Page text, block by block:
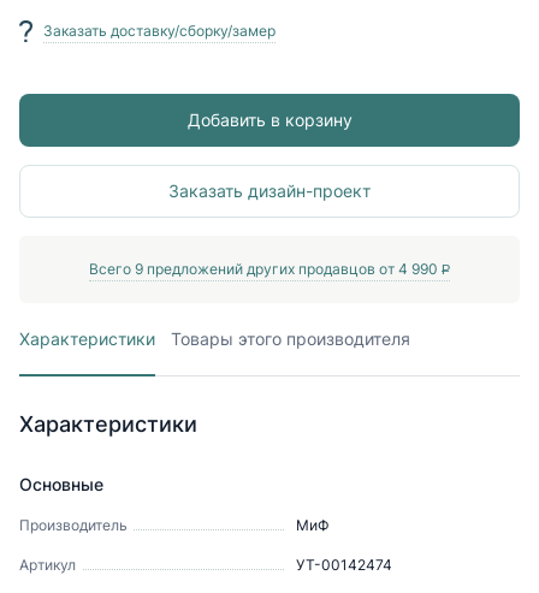
Заказать доставку/сборку/замер
Добавить в корзину
Заказать дизайн-проект
Всего 9 предложений других продавцов от 4 990 P
Характеристики Товары этого производителя
Характеристики
Основные
Производитель МиФ
Артикул УТ-00142474